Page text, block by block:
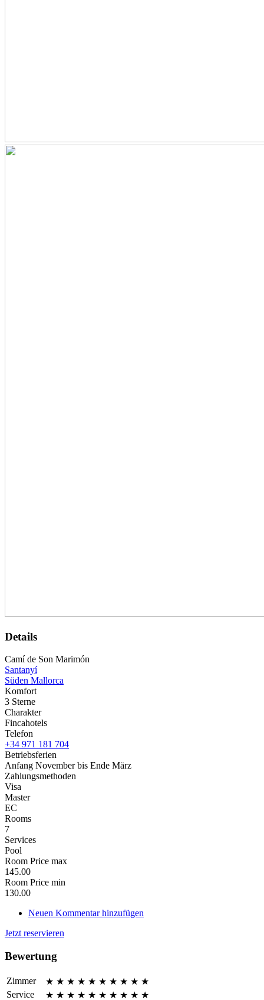
Details
Camí de Son Marimón
Santanyí
Süden Mallorca
Komfort
3 Sterne
Charakter
Fincahotels
Telefon
+34 971 181 704
Betriebsferien
Anfang November bis Ende März
Zahlungsmethoden
Visa
Master
EC
Rooms
7
Services
Pool
Room Price max
145.00
Room Price min
130.00
Neuen Kommentar hinzufügen
Jetzt reservieren
Bewertung
Zimmer ★ ★ ★ ★ ★ ★ ★ ★ ★ ★
Service
★ ★ ★ ★ ★ ★ ★ ★ ★ ★